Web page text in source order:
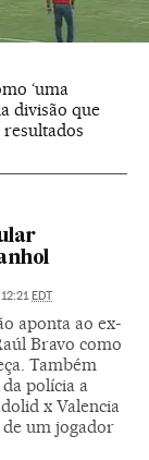
‘uma
divisão que
EDT
aponta ao ex-
Bravo como
Também
polícia a
x Valencia
de um jogador